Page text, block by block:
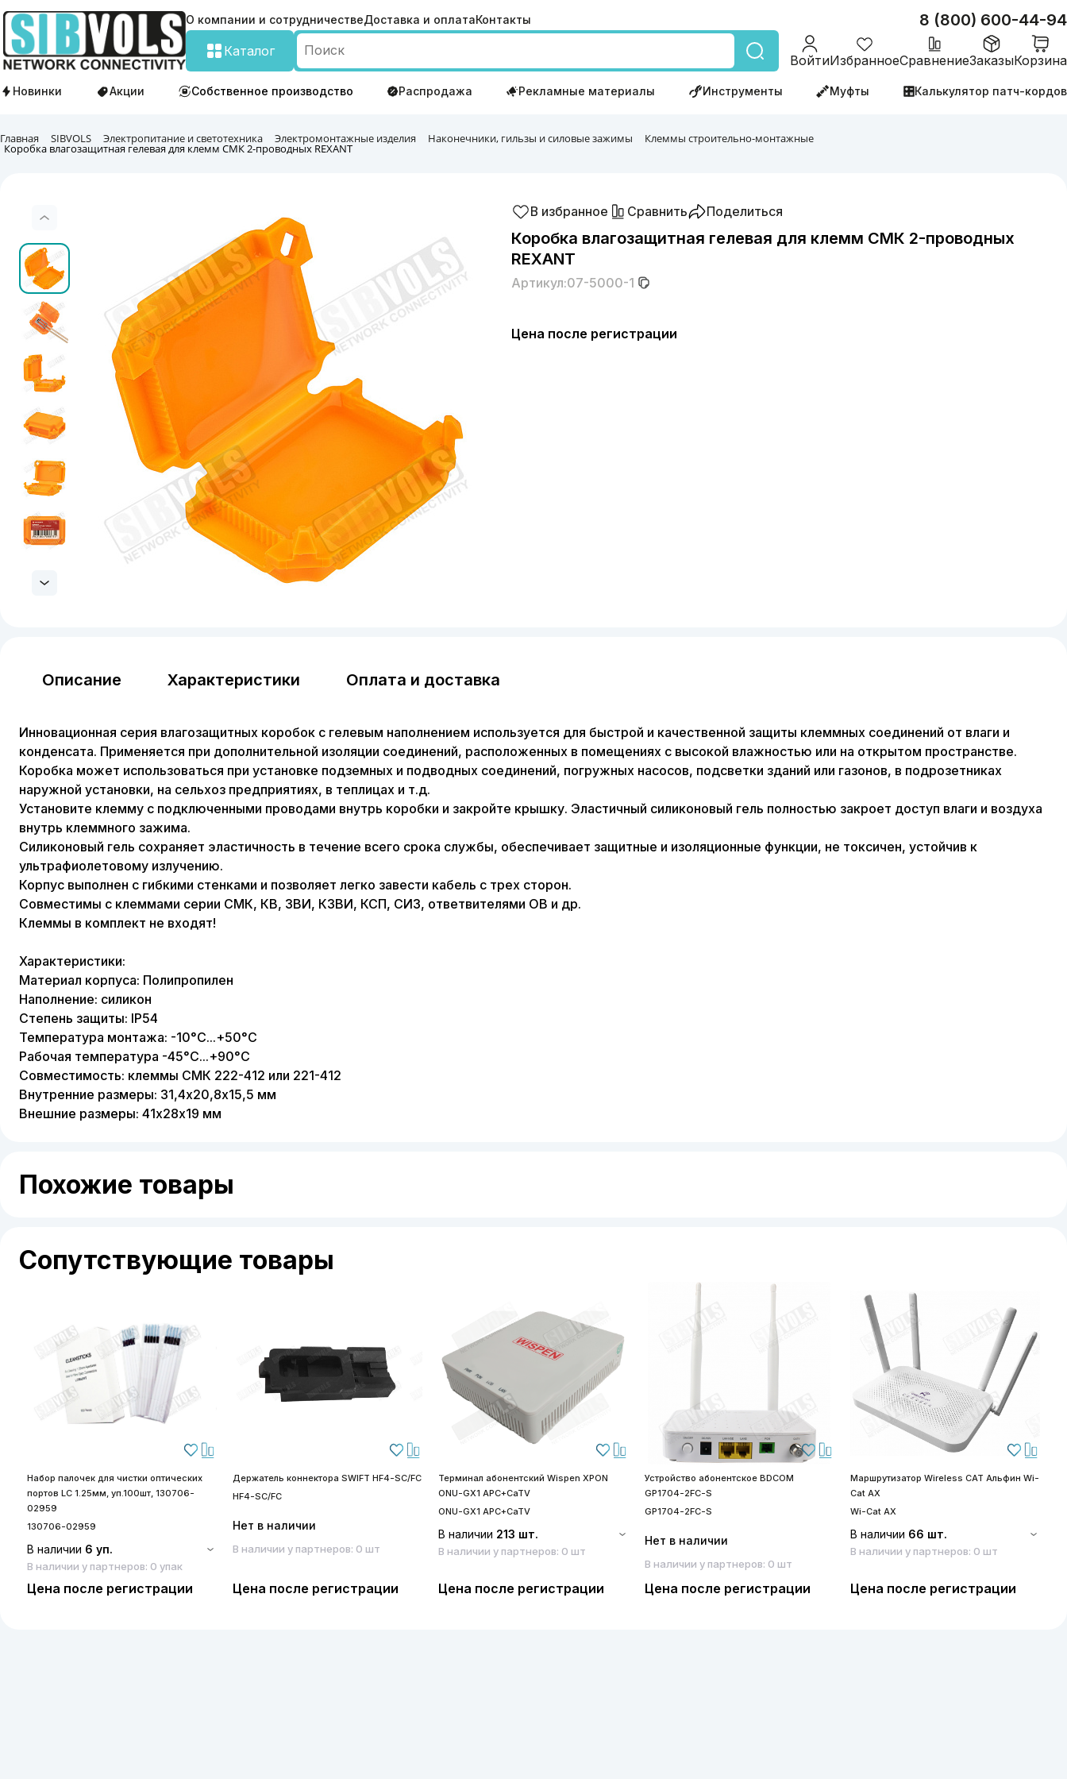
О компании и сотрудничествеДоставка и оплатаКонтакты 8 (800) 600-44-94
Каталог
ВойтиИзбранноеСравнениеЗаказыКорзина
Новинки Акции Собственное производство Распродажа Рекламные материалы Инструменты Муфты Калькулятор патч-кордов
Главная SIBVOLS Электропитание и светотехника Электромонтажные изделия Наконечники, гильзы и силовые зажимы Клеммы строительно-монтажные
Коробка влагозащитная гелевая для клемм СМК 2-проводных REXANT
В избранное Сравнить Поделиться
Коробка влагозащитная гелевая для клемм СМК 2-проводных
REXANT
Артикул:07-5000-1
Цена после регистрации
Описание Характеристики Оплата и доставка
Инновационная серия влагозащитных коробок с гелевым наполнением используется для быстрой и качественной защиты клеммных соединений от влаги и
конденсата. Применяется при дополнительной изоляции соединений, расположенных в помещениях с высокой влажностью или на открытом пространстве.
Коробка может использоваться при установке подземных и подводных соединений, погружных насосов, подсветки зданий или газонов, в подрозетниках
наружной установки, на сельхоз предприятиях, в теплицах и т.д.
Установите клемму с подключенными проводами внутрь коробки и закройте крышку. Эластичный силиконовый гель полностью закроет доступ влаги и воздуха
внутрь клеммного зажима.
Силиконовый гель сохраняет эластичность в течение всего срока службы, обеспечивает защитные и изоляционные функции, не токсичен, устойчив к
ультрафиолетовому излучению.
Корпус выполнен с гибкими стенками и позволяет легко завести кабель с трех сторон.
Совместимы с клеммами серии СМК, КВ, ЗВИ, КЗВИ, КСП, СИЗ, ответвителями ОВ и др.
Клеммы в комплект не входят!
Характеристики:
Материал корпуса: Полипропилен
Наполнение: силикон
Степень защиты: IP54
Температура монтажа: -10°C...+50°C
Рабочая температура -45°C...+90°C
Совместимость: клеммы СМК 222-412 или 221-412
Внутренние размеры: 31,4х20,8х15,5 мм
Внешние размеры: 41х28х19 мм
Похожие товары
Сопутствующие товары
Набор палочек для чистки оптических
портов LC 1.25мм, уп.100шт, 130706-
02959
130706-02959
В наличии 6 уп.
В наличии у партнеров: 0 упак
Цена после регистрации
Держатель коннектора SWIFT HF4-SC/FC
HF4-SC/FC
Нет в наличии
В наличии у партнеров: 0 шт
Цена после регистрации
Терминал абонентский Wispen XPON
ONU-GX1 APC+CaTV
ONU-GX1 APC+CaTV
В наличии 213 шт.
В наличии у партнеров: 0 шт
Цена после регистрации
Устройство абонентское BDCOM
GP1704-2FC-S
GP1704-2FC-S
Нет в наличии
В наличии у партнеров: 0 шт
Цена после регистрации
Маршрутизатор Wireless CAT Альфин Wi-
Cat AX
Wi-Cat AX
В наличии 66 шт.
В наличии у партнеров: 0 шт
Цена после регистрации